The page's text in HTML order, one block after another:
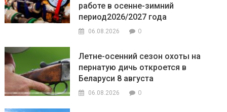
работе в осенне-зимний
период2026/2027 года
06.08.2026 0
Летне-осенний сезон охоты на
пернатую дичь откроется в
Беларуси 8 августа
06.08.2026 0